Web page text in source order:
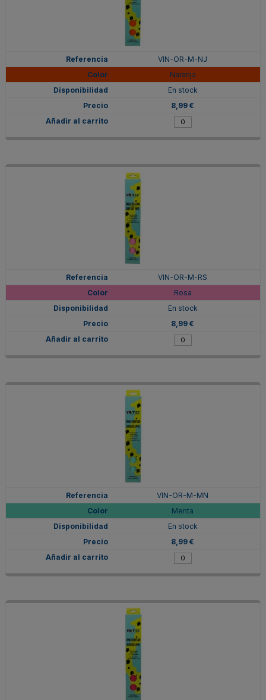
VIN-OR-M-NJ
Naranja
En stock
8,99 €
VIN-OR-M-RS
Rosa
En stock
8,99 €
VIN-OR-M-MN
Menta
En stock
8,99 €